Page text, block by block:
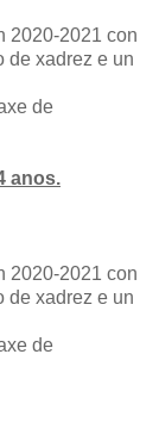
2020-2021 con
de xadrez e un
de
anos.
2020-2021 con
de xadrez e un
de